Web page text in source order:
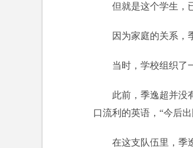
但就是这个学生，
因为家庭的关系，
当时，学校组织了
此前，季逸超并没
口流利的英语，“今后
在这支队伍里，季